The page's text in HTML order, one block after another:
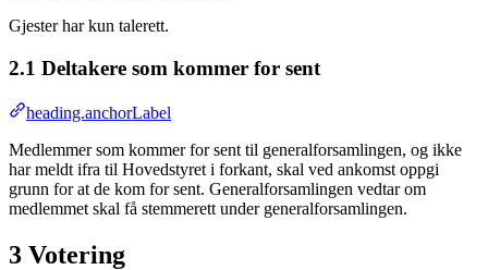
Gjester har kun talerett.
2.1 Deltakere som kommer for sent
heading.anchorLabel
Medlemmer som kommer for sent til generalforsamlingen, og ikke
har meldt ifra til Hovedstyret i forkant, skal ved ankomst oppgi
grunn for at de kom for sent. Generalforsamlingen vedtar om
medlemmet skal få stemmerett under generalforsamlingen.
3 Votering